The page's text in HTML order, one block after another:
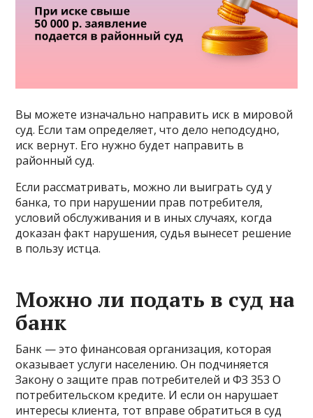
Вы можете изначально направить иск в мировой
суд. Если там определяет, что дело неподсудно,
иск вернут. Его нужно будет направить в
районный суд.
Если рассматривать, можно ли выиграть суд у
банка, то при нарушении прав потребителя,
условий обслуживания и в иных случаях, когда
доказан факт нарушения, судья вынесет решение
в пользу истца.
Можно ли подать в суд на
банк
Банк — это финансовая организация, которая
оказывает услуги населению. Он подчиняется
Закону о защите прав потребителей и ФЗ 353 О
потребительском кредите. И если он нарушает
интересы клиента, тот вправе обратиться в суд